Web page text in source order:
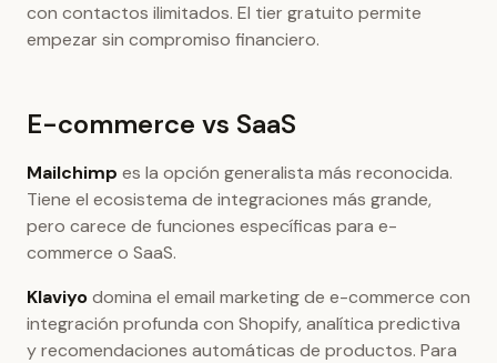
con contactos ilimitados. El tier gratuito permite
empezar sin compromiso financiero.
E-commerce vs SaaS
Mailchimp es la opción generalista más reconocida.
Tiene el ecosistema de integraciones más grande,
pero carece de funciones específicas para e-
commerce o SaaS.
Klaviyodomina el email marketing de e-commerce con
integración profunda con Shopify, analítica predictiva
y recomendaciones automáticas de productos. Para